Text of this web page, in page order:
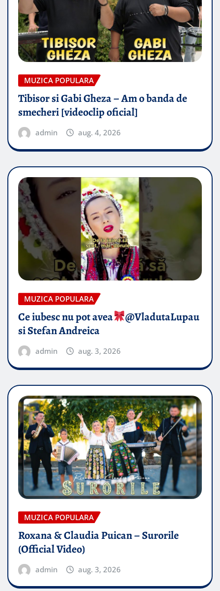
MUZICA POPULARA
Tibisor si Gabi Gheza – Am o banda de
smecheri [videoclip oficial]
admin aug. 4, 2026
MUZICA POPULARA
Ce iubesc nu pot avea
​@VladutaLupau
si Stefan Andreica
admin aug. 3, 2026
MUZICA POPULARA
Roxana & Claudia Puican – Surorile
(Official Video)
admin aug. 3, 2026